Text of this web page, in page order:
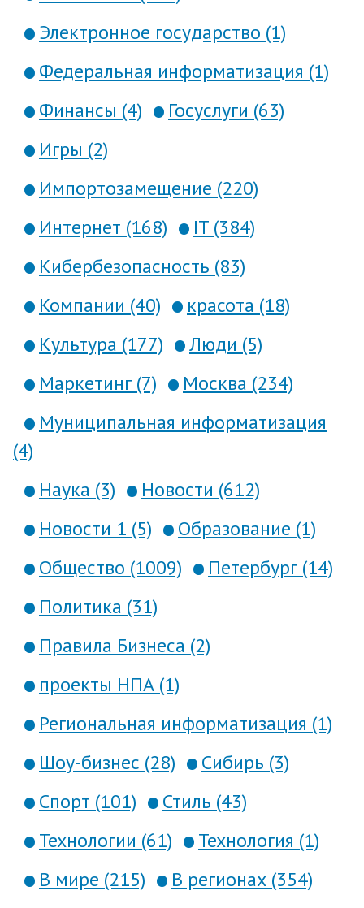
Электронное государство (1)
Федеральная информатизация (1)
Финансы (4)
Госуслуги (63)
Игры (2)
Импортозамещение (220)
Интернет (168)
IT (384)
Кибербезопасность (83)
Компании (40)
красота (18)
Культура (177)
Люди (5)
Маркетинг (7)
Москва (234)
Муниципальная информатизация
(4)
Наука (3)
Новости (612)
Новости 1 (5)
Образование (1)
Общество (1009)
Петербург (14)
Политика (31)
Правила Бизнеса (2)
проекты НПА (1)
Региональная информатизация (1)
Шоу-бизнес (28)
Сибирь (3)
Спорт (101)
Стиль (43)
Технологии (61)
Технология (1)
В мире (215)
В регионах (354)